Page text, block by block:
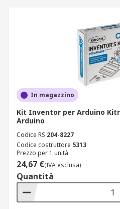
In magazzino
Kit Inventor per Arduino
Arduino
Codice RS 204-8227
Codice costruttore 5313
Prezzo per 1 unità
24,67 €(IVA esclusa)
Quantità